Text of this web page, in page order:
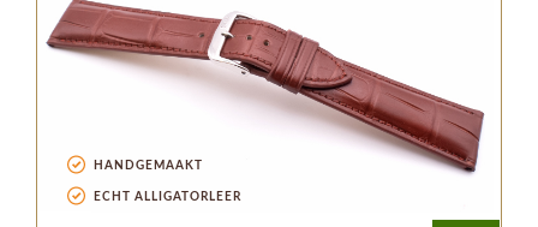
HANDGEMAAKT
ECHT ALLIGATORLEER